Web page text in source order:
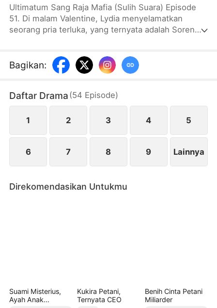
Ultimatum Sang Raja Mafia (Sulih Suara) Episode
51. Di malam Valentine, Lydia menyelamatkan
seorang pria terluka, yang ternyata adalah Soren
mati. Karena terpaksa, Lydia setuju dengan syarat
Soren harus mampu membuat Lydia jatuh cinta
saat itu, dimulailah permainan cinta/benci yang
menggairahkan sekaligus berbahaya…
Bagikan:
Daftar Drama (54 Episode)
1 2 3 4 5
6 7 8 9 Lainnya
Direkomendasikan Untukmu
Suami Misterius,
Ayah Anak
Kukira Petani,
Ternyata CEO
Benih Cinta Petani
Miliarder